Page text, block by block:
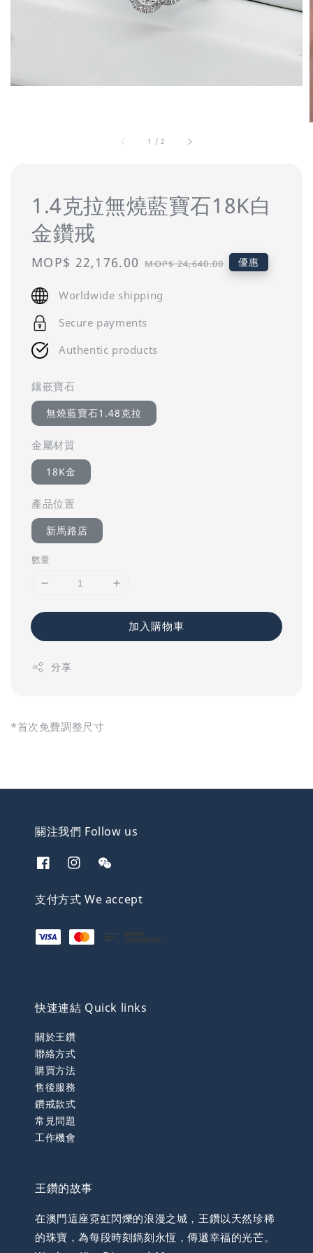
1 / 2
1.4克拉無燒藍寶石18K白
金鑽戒
Sale
MOP$ 22,176.00 Regular
MOP$ 24,640.00 優惠
Worldwide shipping
Secure payments
Authentic products
鑲嵌寶石
無燒藍寶石1.48克拉
金屬材質
18K金
產品位置
新馬路店
數量
加入購物車
分享
*首次免費調整尺寸
關注我們 Follow us
支付方式 We accept
快速連結 Quick links
關於王鑽
聯絡方式
購買方法
售後服務
鑽戒款式
常見問題
工作機會
王鑽的故事
在澳門這座霓虹閃爍的浪漫之城，王鑽以天然珍稀
的珠寶，為每段時刻鐫刻永恆，傳遞幸福的光芒。